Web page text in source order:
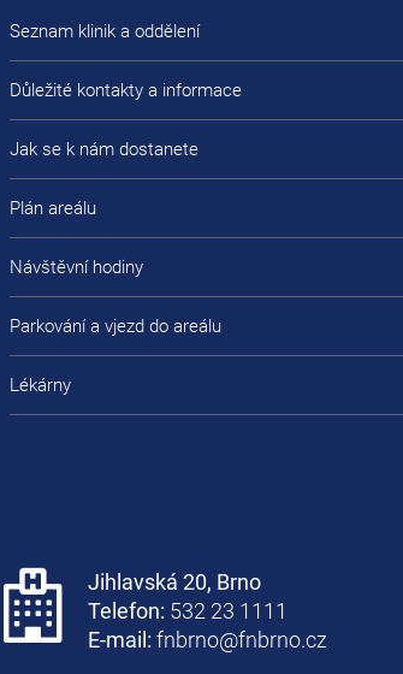
Seznam klinik a oddělení
Důležité kontakty a informace
Jak se k nám dostanete
Plán areálu
Návštěvní hodiny
Parkování a vjezd do areálu
Lékárny
Jihlavská 20, Brno
Telefon: 532 23 1111
E-mail:fnbrno@fnbrno.cz